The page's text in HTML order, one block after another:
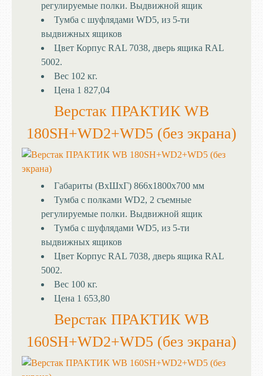
регулируемые полки. Выдвижной ящик
Тумба с шуфлядами WD5, из 5-ти
выдвижных ящиков
Цвет Корпус RAL 7038, дверь ящика RAL
5002.
Вес 102 кг.
Цена 1 827,04
Верстак ПРАКТИК WB
180SH+WD2+WD5 (без экрана)
Габариты (ВхШхГ) 866x1800x700 мм
Тумба с полками WD2, 2 съемные
регулируемые полки. Выдвижной ящик
Тумба с шуфлядами WD5, из 5-ти
выдвижных ящиков
Цвет Корпус RAL 7038, дверь ящика RAL
5002.
Вес 100 кг.
Цена 1 653,80
Верстак ПРАКТИК WB
160SH+WD2+WD5 (без экрана)